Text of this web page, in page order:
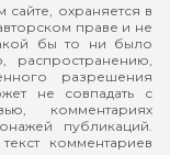
охраняется в
праве и не
бы то ни было
разрешения
не совпадать с
комментариях
публикаций.
комментариев